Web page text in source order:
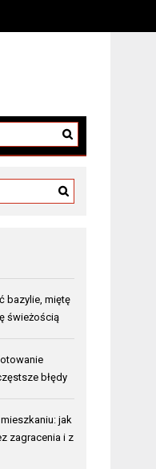
bazylie, miętę
świeżością
błędy
jak
zagracenia i z